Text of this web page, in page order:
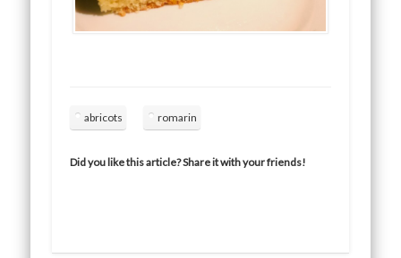
abricots romarin
Did you like this article? Share it with your friends!